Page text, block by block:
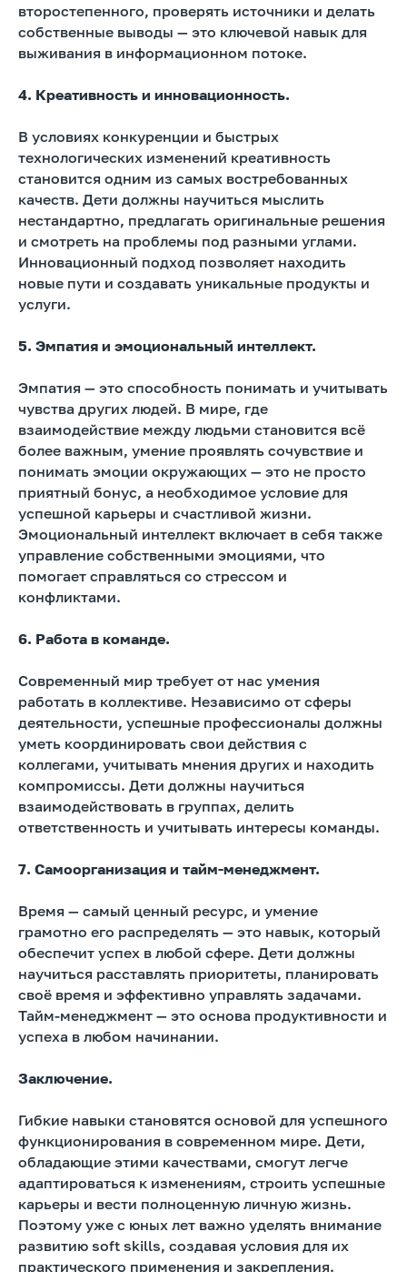
второстепенного, проверять источники и делать
собственные выводы — это ключевой навык для
выживания в информационном потоке.
4. Креативность и инновационность.
В условиях конкуренции и быстрых
технологических изменений креативность
становится одним из самых востребованных
качеств. Дети должны научиться мыслить
нестандартно, предлагать оригинальные решения
и смотреть на проблемы под разными углами.
Инновационный подход позволяет находить
новые пути и создавать уникальные продукты и
услуги.
5. Эмпатия и эмоциональный интеллект.
Эмпатия — это способность понимать и учитывать
чувства других людей. В мире, где
взаимодействие между людьми становится всё
более важным, умение проявлять сочувствие и
понимать эмоции окружающих — это не просто
приятный бонус, а необходимое условие для
успешной карьеры и счастливой жизни.
Эмоциональный интеллект включает в себя также
управление собственными эмоциями, что
помогает справляться со стрессом и
конфликтами.
6. Работа в команде.
Современный мир требует от нас умения
работать в коллективе. Независимо от сферы
деятельности, успешные профессионалы должны
уметь координировать свои действия с
коллегами, учитывать мнения других и находить
компромиссы. Дети должны научиться
взаимодействовать в группах, делить
ответственность и учитывать интересы команды.
7. Самоорганизация и тайм-менеджмент.
Время — самый ценный ресурс, и умение
грамотно его распределять — это навык, который
обеспечит успех в любой сфере. Дети должны
научиться расставлять приоритеты, планировать
своё время и эффективно управлять задачами.
Тайм-менеджмент — это основа продуктивности и
успеха в любом начинании.
Заключение.
Гибкие навыки становятся основой для успешного
функционирования в современном мире. Дети,
обладающие этими качествами, смогут легче
адаптироваться к изменениям, строить успешные
карьеры и вести полноценную личную жизнь.
Поэтому уже с юных лет важно уделять внимание
развитию soft skills, создавая условия для их
практического применения и закрепления.